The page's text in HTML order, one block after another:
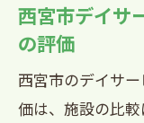
際の声
本音の口コ
西宮市
西宮市デイサ
の評価
西宮市のデイサ
価は、施設の比